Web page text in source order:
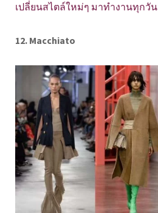
เปลี่ยนสไตล์ใหม่ๆ มาทำงานทุกวัน
12. Macchiato